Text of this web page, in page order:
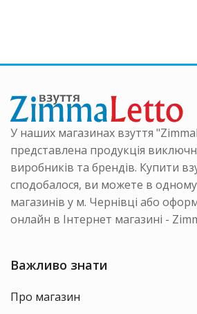
У наших магазинах взуття
представлена продукція
виробників та брендів. Купити
сподобалося, ви можете в
магазинів у м. Чернівці або
онлайн в Інтернет магазині -
Важливо знати
Про магазин